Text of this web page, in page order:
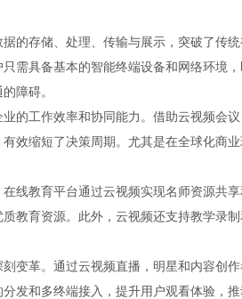
的存储、处理、传输与展示，突破了传
需具备基本的智能终端设备和网络环境
障碍。
的工作效率和协同能力。借助云视频会
效缩短了决策周期。尤其是在全球化商
线教育平台通过云视频实现名师资源共
教育资源。此外，云视频还支持教学录
变革。通过云视频直播，明星和内容创
发和多终端接入，提升用户观看体验，